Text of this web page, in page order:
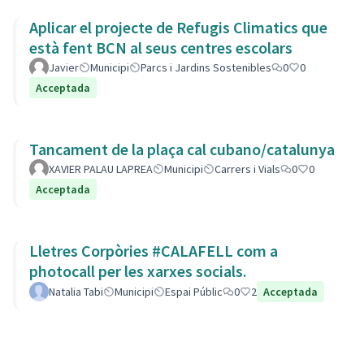
Aplicar el projecte de Refugis Climatics que
està fent BCN al seus centres escolars
Javier Municipi Parcs i Jardins Sostenibles 0
0
Acceptada
Tancament de la plaça cal cubano/catalunya
XAVIER PALAU LAPREA Municipi Carrers i Vials 0
0
Acceptada
Lletres Corpòries #CALAFELL com a
photocall per les xarxes socials.
Natalia Tabi Municipi Espai Públic 0 2 Acceptada